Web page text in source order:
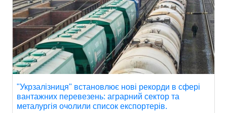
"Укрзалізниця" встановлює нові рекорди в сфері
вантажних перевезень: аграрний сектор та
металургія очолили список експортерів.